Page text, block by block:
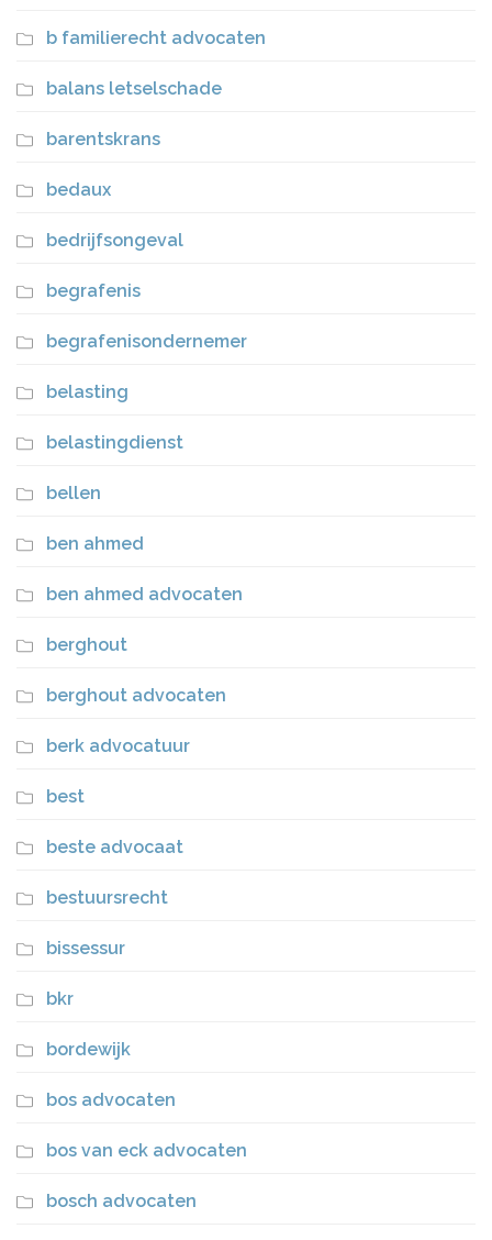
b familierecht advocaten
balans letselschade
barentskrans
bedaux
bedrijfsongeval
begrafenis
begrafenisondernemer
belasting
belastingdienst
bellen
ben ahmed
ben ahmed advocaten
berghout
berghout advocaten
berk advocatuur
best
beste advocaat
bestuursrecht
bissessur
bkr
bordewijk
bos advocaten
bos van eck advocaten
bosch advocaten